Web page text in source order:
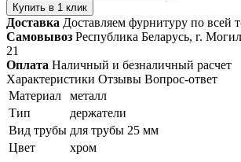
Купить в 1 клик
Доставка Доставляем фурнитуру по всей
Самовывоз Республика Беларусь, г.
21
Оплата Наличный и безналичный расчет
Характеристики Отзывы Вопрос-ответ
Материал
металл
Тип
держатели
Вид трубы для трубы 25 мм
Цвет
хром